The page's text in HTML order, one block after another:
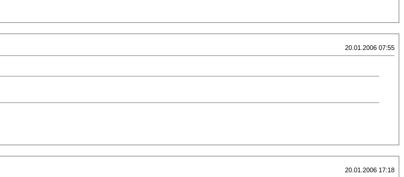
20.01.2006 07:55
20.01.2006 17:18